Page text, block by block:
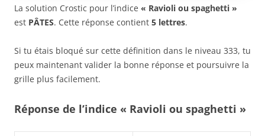
La solution Crostic pour l’indice « Ravioli ou spaghetti »
est PÂTES. Cette réponse contient 5 lettres.
Si tu étais bloqué sur cette définition dans le niveau 333, tu
peux maintenant valider la bonne réponse et poursuivre la
grille plus facilement.
Réponse de l’indice « Ravioli ou spaghetti »